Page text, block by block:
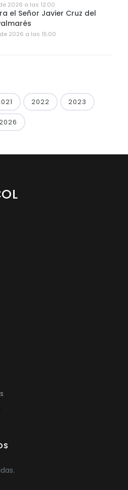
2026 a las 12:00
el Señor Javier Cruz del
2026 a las 15:00
2022 2023